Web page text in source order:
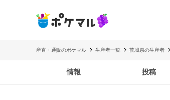
産直・通販のポケマル 生産者一覧 茨城県の生産者
情報 投稿